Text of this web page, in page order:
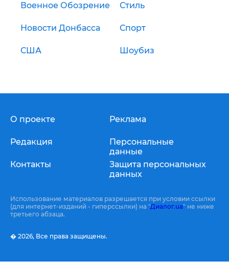
Военное Обозрение Стиль
Новости Донбасса Спорт
США Шоубиз
О проекте
Редакция
Контакты
Реклама
Персональные
данные
Защита персональных
данных
Использование материалов разрешается при условии ссылки
(для интернет-изданий - гиперссылки) на "Диалог.ua" не ниже
третьего абзаца.
� 2026, Все права защищены.